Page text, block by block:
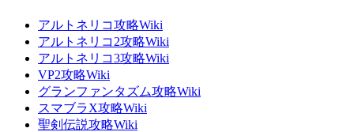
アルトネリコ攻略Wiki
アルトネリコ2攻略Wiki
アルトネリコ3攻略Wiki
VP2攻略Wiki
グランファンタズム攻略Wiki
スマブラX攻略Wiki
聖剣伝説攻略Wiki